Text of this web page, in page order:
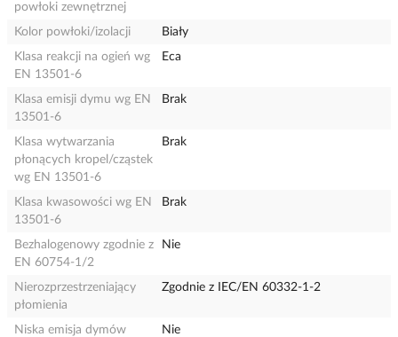
powłoki zewnętrznej
Kolor powłoki/izolacji
Biały
Klasa reakcji na ogień wg
EN 13501-6
Eca
Klasa emisji dymu wg EN
13501-6
Brak
Klasa wytwarzania
płonących kropel/cząstek
wg EN 13501-6
Brak
Klasa kwasowości wg EN
13501-6
Brak
Bezhalogenowy zgodnie z
EN 60754-1/2
Nie
Nierozprzestrzeniający
płomienia
Zgodnie z IEC/EN 60332-1-2
Niska emisja dymów Nie